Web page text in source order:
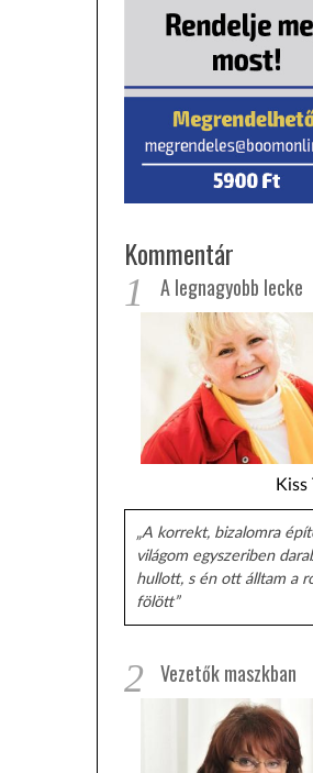
Kommentár
1 A legnagyobb lecke
Kiss
„A korrekt, bizalomra
világom egyszeriben
hullott, s én ott álltam a
fölött”
2 Vezetők maszkban